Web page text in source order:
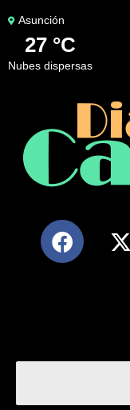
Asunción
27 °C
nubes dispersas